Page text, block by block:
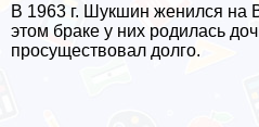
В 1963 г. Шукшин женился на
этом бpaке у них родилась
просуществовал долго.